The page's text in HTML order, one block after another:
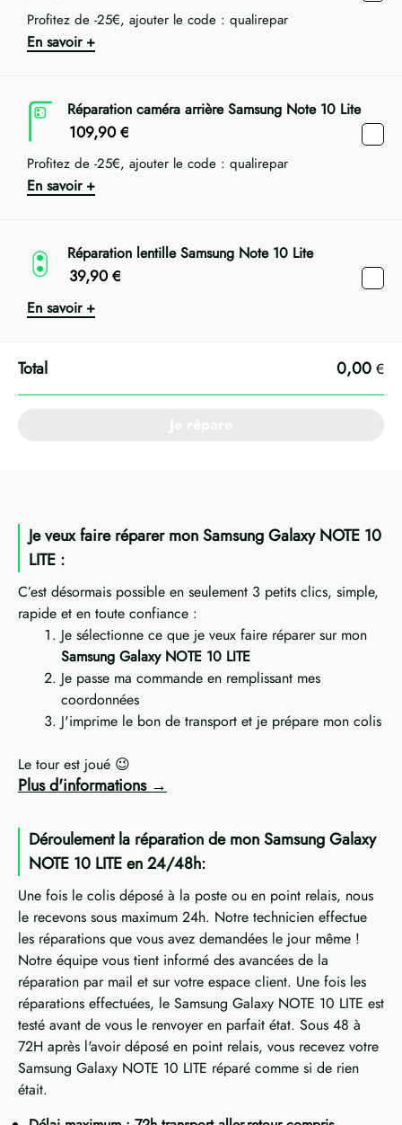
Profitez de -25€, ajouter le code : qualirepar
En savoir +
Réparation caméra arrière Samsung Note 10 Lite
109,90 €
Profitez de -25€, ajouter le code : qualirepar
En savoir +
Réparation lentille Samsung Note 10 Lite
39,90 €
En savoir +
0,00 €
Je veux faire réparer mon Samsung Galaxy NOTE 10
LITE :
C’est désormais possible en seulement 3 petits clics, simple,
rapide et en toute confiance :
Je sélectionne ce que je veux faire réparer sur mon
Samsung Galaxy NOTE 10 LITE
Je passe ma commande en remplissant mes
coordonnées
J'imprime le bon de transport et je prépare mon colis
Le tour est joué 😉
Plus d'informations
Déroulement la réparation de mon Samsung Galaxy
NOTE 10 LITE en 24/48h:
Une fois le colis déposé à la poste ou en point relais, nous
le recevons sous maximum 24h. Notre technicien effectue
les réparations que vous avez demandées le jour même !
Notre équipe vous tient informé des avancées de la
réparation par mail et sur votre espace client. Une fois les
réparations effectuées, le Samsung Galaxy NOTE 10 LITE est
testé avant de vous le renvoyer en parfait état. Sous 48 à
72H après l'avoir déposé en point relais, vous recevez votre
Samsung Galaxy NOTE 10 LITE réparé comme si de rien
était.